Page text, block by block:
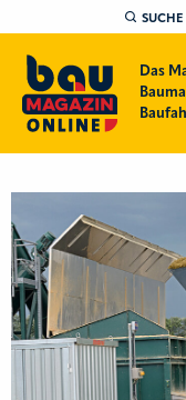
SUCHE
Das